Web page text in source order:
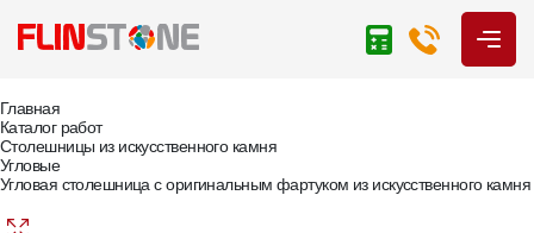
Главная
Каталог работ
Столешницы из искусственного камня
Угловые
Угловая столешница с оригинальным фартуком из искусственного камня